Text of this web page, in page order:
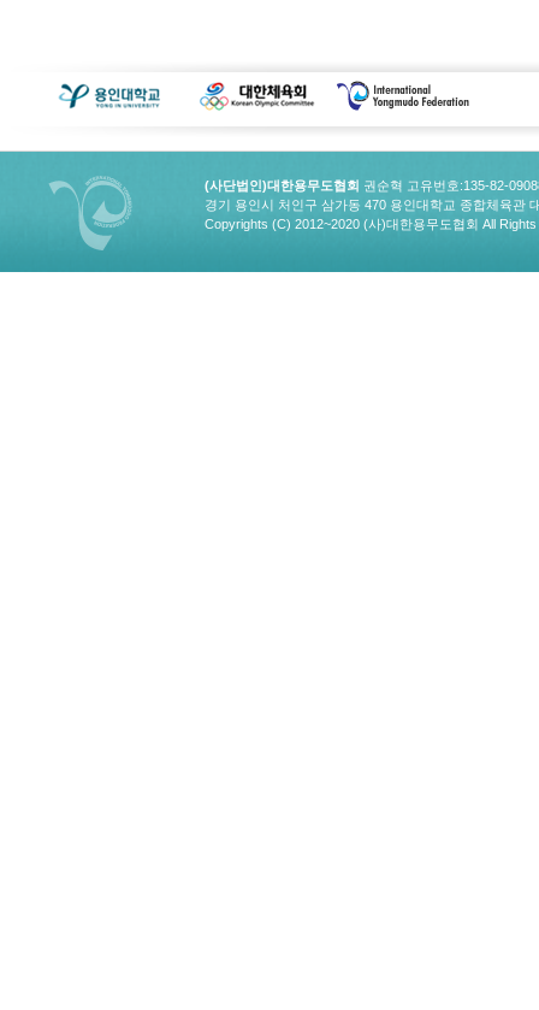
(사단법인)대한용무도협회 권순혁 고유번호:135-82-
경기 용인시 처인구 삼가동 470 용인대학교 종합체육관
Copyrights (C) 2012~2020 (사)대한용무도협회 All